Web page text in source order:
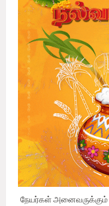
நேயர்கள் அனைவருக்கும்